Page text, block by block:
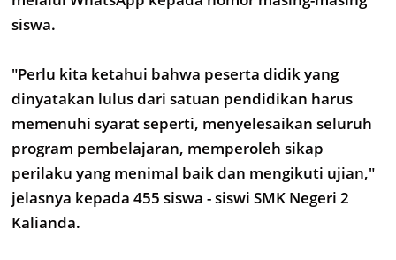
siswa.
"Perlu kita ketahui bahwa peserta didik yang
dinyatakan lulus dari satuan pendidikan harus
memenuhi syarat seperti, menyelesaikan seluruh
program pembelajaran, memperoleh sikap
perilaku yang menimal baik dan mengikuti ujian,"
jelasnya kepada 455 siswa - siswi SMK Negeri 2
Kalianda.